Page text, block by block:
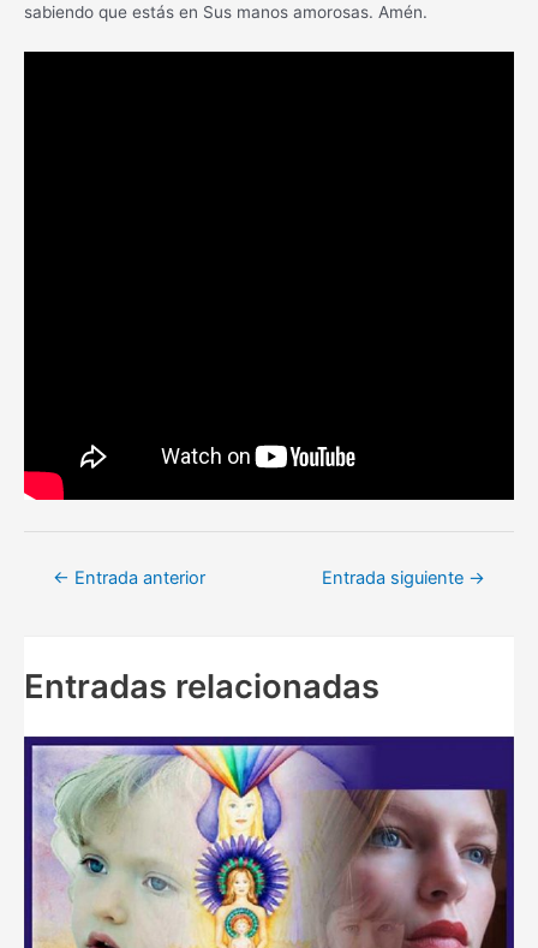
sabiendo que estás en Sus manos amorosas. Amén.
Navegación
← Entrada anterior Entrada siguiente →
Entradas relacionadas